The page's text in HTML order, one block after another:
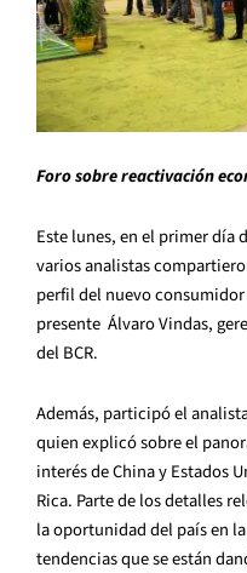
Foro sobre reactivación
Este lunes, en el primer día
varios analistas
perfil del nuevo
presente Álvaro Vindas,
del BCR.
Además, participó el
quien explicó sobre el
interés de China y Estados
Rica. Parte de los detalles
la oportunidad del país en
tendencias que se están